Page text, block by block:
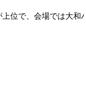
位で、会場では大和